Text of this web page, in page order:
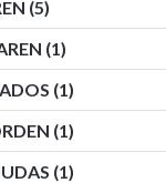
(5)
(1)
(1)
(1)
(1)